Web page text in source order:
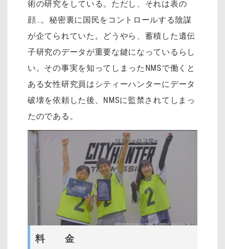
術の研究をしている。ただし、それは表の
顔…。秘密裏に国民をコントロールする陰謀
が企てられていた。どうやら、蓄積した遺伝
子研究のデータが重要な鍵になっているらし
い。その事実を知ってしまったNMSで働くと
ある女性研究員はシティーハンターにデータ
破壊を依頼した後、NMSに監禁されてしまっ
たのである。
料 金